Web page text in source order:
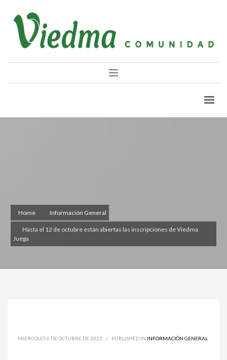
Home Información General
Hasta el 12 de octubre están abiertas las inscripciones de Viedma
Juega
MIÉRCOLES 6 DE OCTUBRE DE 2021 / PUBLISHED IN INFORMACIÓN GENERAL